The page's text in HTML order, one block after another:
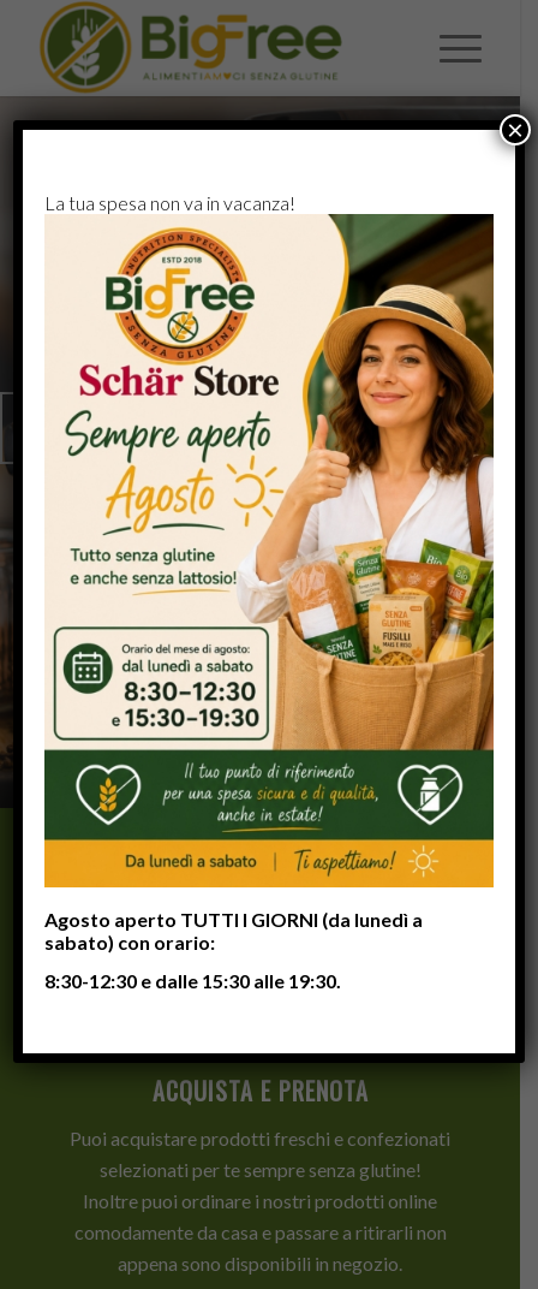
IL PRIMO BAR 100%
GLUTEN-FREE A
VICENZA
Colazioni, snack salati e pause
relax in totale sicurezza, senza
contaminazioni e con tutto il
gusto che meriti.
1 3
ACQUISTA E PRENOTA
Puoi acquistare prodotti freschi e confezionati
selezionati per te sempre senza glutine!
Inoltre puoi ordinare i nostri prodotti online
comodamente da casa e passare a ritirarli non
appena sono disponibili in negozio.
La tua spesa non va in vacanza!
Agosto aperto TUTTI I GIORNI (da lunedì a
sabato) con orario:
8:30-12:30 e dalle 15:30 alle 19:30.
×